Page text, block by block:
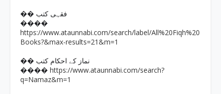
�� فقہی کتب
����
https://www.ataunnabi.com/search/label/All%20Fiqh%20
Books?&max-results=21&m=1
�� نماز کے احکام کتب
���� https://www.ataunnabi.com/search?
q=Namaz&m=1